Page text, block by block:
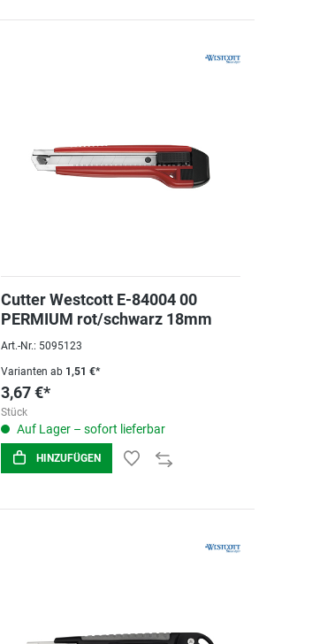
Cutter Westcott E-84004 00
PERMIUM rot/schwarz 18mm
Art.-Nr.: 5095123
Varianten ab1,51 €*
3,67 €*
Stück
Auf Lager – sofort lieferbar
HINZUFÜGEN